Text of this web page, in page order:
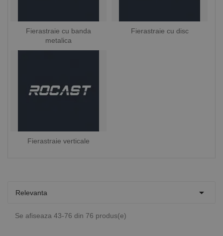
Fierastraie cu banda
metalica
Fierastraie cu disc
Fierastraie verticale
Relevanta 
Se afiseaza 43-76 din 76 produs(e)